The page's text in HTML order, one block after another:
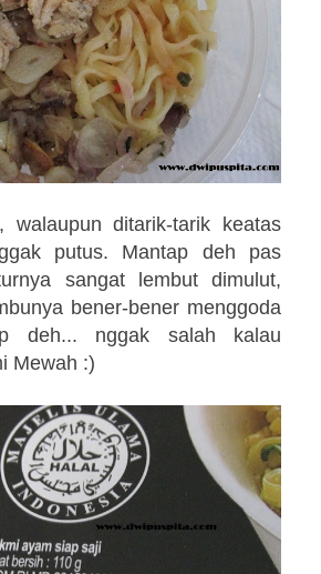
walaupun ditarik-tarik keatas
putus. Mantap deh pas
sangat lembut dimulut,
bener-bener menggoda
deh... nggak salah kalau
Mewah :)